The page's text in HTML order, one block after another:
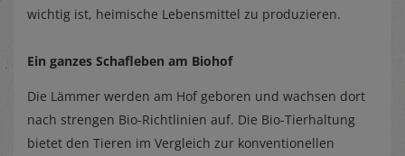
wichtig ist, heimische Lebensmittel zu produzieren.
Ein ganzes Schafleben am Biohof
Die Lämmer werden am Hof geboren und wachsen dort
nach strengen Bio-Richtlinien auf. Die Bio-Tierhaltung
bietet den Tieren im Vergleich zur konventionellen